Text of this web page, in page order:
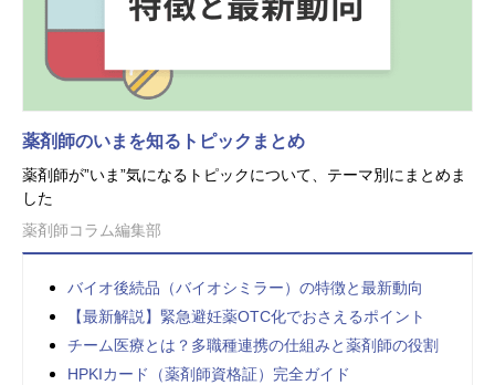
薬剤師のいまを知るトピックまとめ
薬剤師が”いま”気になるトピックについて、テーマ別にまとめま
した
薬剤師コラム編集部
バイオ後続品（バイオシミラー）の特徴と最新動向
【最新解説】緊急避妊薬OTC化でおさえるポイント
チーム医療とは？多職種連携の仕組みと薬剤師の役割
HPKIカード（薬剤師資格証）完全ガイド